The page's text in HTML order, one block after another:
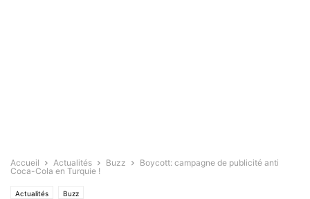
Accueil Actualités Buzz
Boycott: campagne de publicité anti
Coca-Cola en Turquie !
Actualités Buzz